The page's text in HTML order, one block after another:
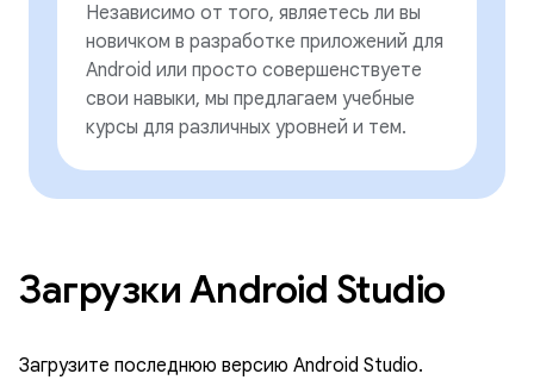
Независимо от того, являетесь ли вы
новичком в разработке приложений для
Android или просто совершенствуете
свои навыки, мы предлагаем учебные
курсы для различных уровней и тем.
Загрузки Android Studio
Загрузите последнюю версию Android Studio.